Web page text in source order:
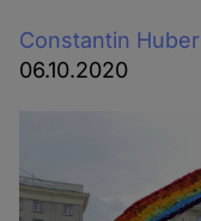
Constantin Huber
06.10.2020